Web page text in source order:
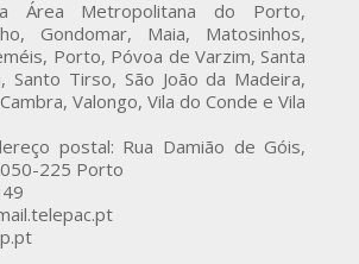
Área Metropolitana do Porto,
Gondomar, Maia, Matosinhos,
Porto, Póvoa de Varzim, Santa
Santo Tirso, São João da Madeira,
Valongo, Vila do Conde e Vila
postal: Rua Damião de Góis,
225 Porto